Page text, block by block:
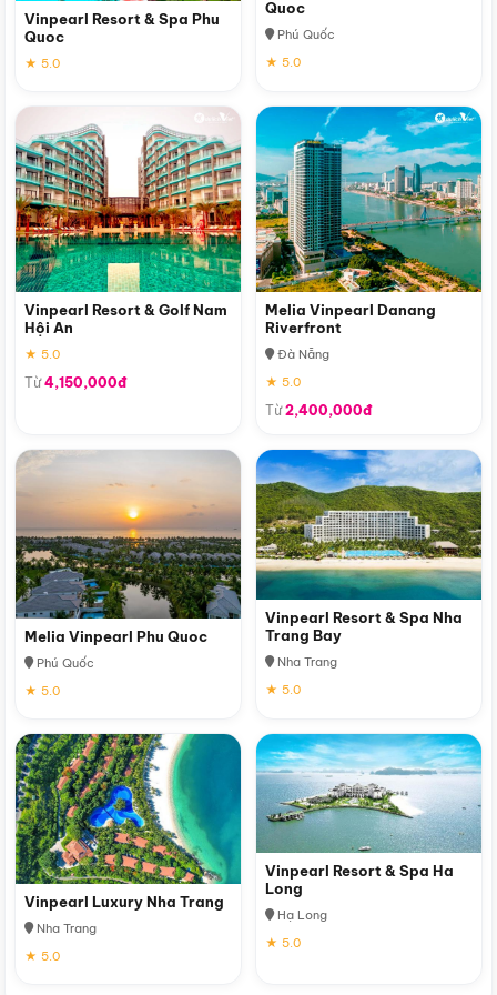
Vinpearl Resort & Spa Phu
Quoc
★ 5.0
Quoc
Phú Quốc
★ 5.0
Vinpearl Resort & Golf Nam
Hội An
★ 5.0
Từ4,150,000đ
Melia Vinpearl Danang
Riverfront
Đà Nẵng
★ 5.0
Từ2,400,000đ
Melia Vinpearl Phu Quoc
Phú Quốc
★ 5.0
Vinpearl Resort & Spa Nha
Trang Bay
Nha Trang
★ 5.0
Vinpearl Luxury Nha Trang
Nha Trang
★ 5.0
Vinpearl Resort & Spa Ha
Long
Hạ Long
★ 5.0